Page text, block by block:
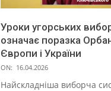
Уроки угорських
означає поразка
Європи і України
ON: 16.04.2026
Найскладніша виборча